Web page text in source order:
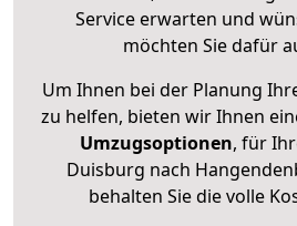
Service erwarten und
möchten Sie dafür
Um Ihnen bei der Planung
zu helfen, bieten wir Ihnen
Umzugsoptionen, für
Duisburg nach
behalten Sie die volle